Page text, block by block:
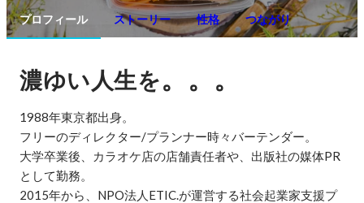
プロフィール ストーリー 性格 つながり
濃ゆい人生を。。。
1988年東京都出身。
フリーのディレクター/プランナー時々バーテンダー。
大学卒業後、カラオケ店の店舗責任者や、出版社の媒体PR
として勤務。
2015年から、NPO法人ETIC.が運営する社会起業家支援プ